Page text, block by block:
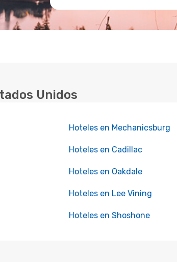
Unidos
Hoteles en Mechanicsburg
Hoteles en Cadillac
Hoteles en Oakdale
Hoteles en Lee Vining
Hoteles en Shoshone